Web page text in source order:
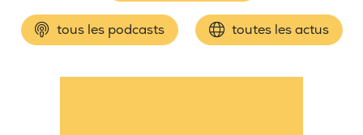
tous les podcasts toutes les actus